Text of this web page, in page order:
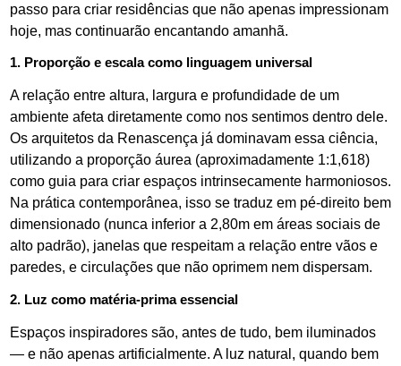
passo para criar residências que não apenas impressionam
hoje, mas continuarão encantando amanhã.
1. Proporção e escala como linguagem universal
A relação entre altura, largura e profundidade de um
ambiente afeta diretamente como nos sentimos dentro dele.
Os arquitetos da Renascença já dominavam essa ciência,
utilizando a proporção áurea (aproximadamente 1:1,618)
como guia para criar espaços intrinsecamente harmoniosos.
Na prática contemporânea, isso se traduz em pé-direito bem
dimensionado (nunca inferior a 2,80m em áreas sociais de
alto padrão), janelas que respeitam a relação entre vãos e
paredes, e circulações que não oprimem nem dispersam.
2. Luz como matéria-prima essencial
Espaços inspiradores são, antes de tudo, bem iluminados
— e não apenas artificialmente. A luz natural, quando bem